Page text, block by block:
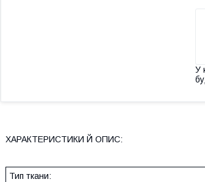
У
ХАРАКТЕРИСТИКИ Й ОПИС:
Тип ткани: